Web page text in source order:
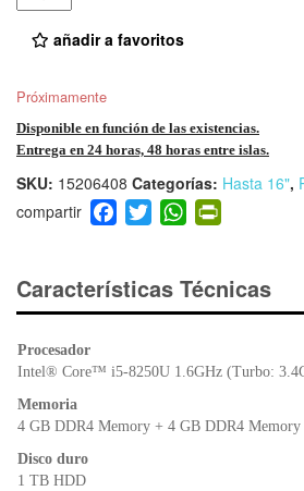
añadir a favoritos
Próximamente
Disponible en función de las existencias.
Entrega en 24 horas, 48 horas entre islas.
SKU: 15206408 Categorías: Hasta 16",
F
a
e
b
o
T
wi
er
W
h
s
A
p
ri
e
dl
y
Características Técnicas
Procesador
Intel® Core™ i5-8250U 1.6GHz (Turbo:
Memoria
4 GB DDR4 Memory + 4 GB DDR4 Memory
Disco duro
1 TB HDD